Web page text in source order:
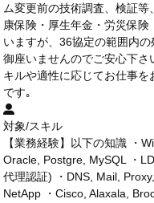
ム変更前の技術調査、検証
康保険・厚生年金・労災保
いますが、36協定の範囲内
御座いませんのでご安心下
キルや適性に応じてお仕事
です｡
対象/スキル
【業務経験】以下の知識 ・
Oracle, Postgre, MySQL ・
代理認証) ・DNS, Mail,
NetApp ・Cisco, Alaxala,